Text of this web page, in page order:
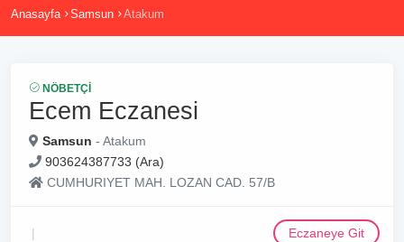
Anasayfa Samsun Atakum
NÖBETÇI
Ecem Eczanesi
Samsun - Atakum
903624387733 (Ara)
CUMHURIYET MAH. LOZAN CAD. 57/B
Eczaneye Git